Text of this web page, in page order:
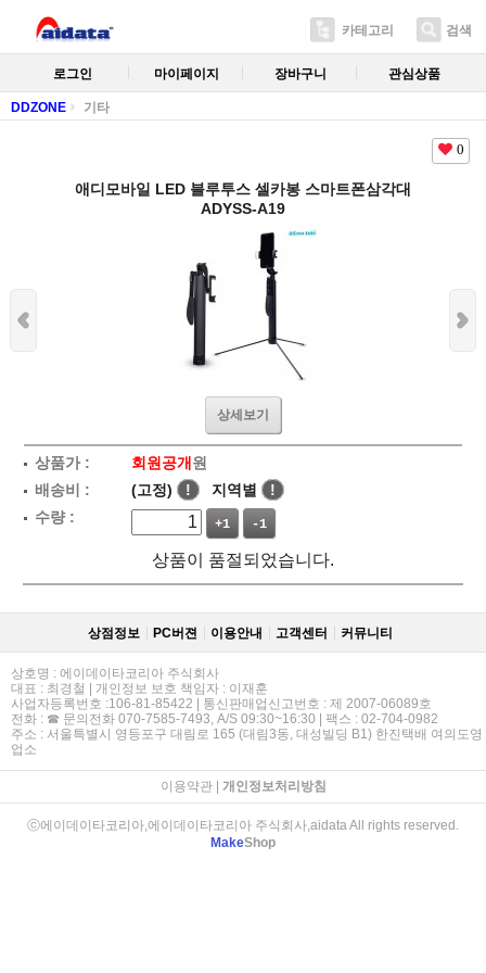
카테고리 검색
로그인 마이페이지 장바구니 관심상품
DDZONE 기타
0
애디모바일 LED 블루투스 셀카봉 스마트폰삼각대
ADYSS-A19
상세보기
상품가 : 회원공개 원
배송비 :
(고정) ! 지역별
!
수량 :
+1 -1
상품이 품절되었습니다.
상점정보 PC버젼 이용안내 고객센터 커뮤니티
상호명 : 에이데이타코리아 주식회사
대표 : 최경철 | 개인정보 보호 책임자 : 이재훈
사업자등록번호 :106-81-85422 | 통신판매업신고번호 : 제 2007-06089호
전화 : ☎ 문의전화 070-7585-7493, A/S 09:30~16:30 | 팩스 : 02-704-0982
주소 : 서울특별시 영등포구 대림로 165 (대림3동, 대성빌딩 B1) 한진택배 여의도영
업소
이용약관| 개인정보처리방침
ⓒ에이데이타코리아,에이데이타코리아 주식회사,aidata All rights reserved.
MakeShop